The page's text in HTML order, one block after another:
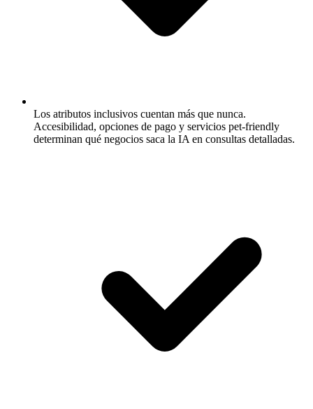
Los atributos inclusivos cuentan más que nunca.
Accesibilidad, opciones de pago y servicios pet-friendly
determinan qué negocios saca la IA en consultas detalladas.